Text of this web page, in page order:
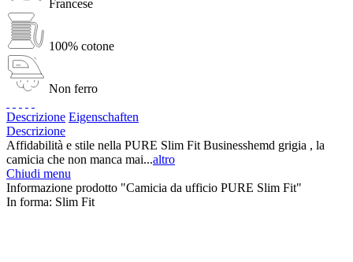
Francese
100% cotone
Non ferro
Descrizione Eigenschaften
Descrizione
Affidabilità e stile nella PURE Slim Fit Businesshemd grigia , la
camicia che non manca mai...altro
Chiudi menu
Informazione prodotto "Camicia da ufficio PURE Slim Fit"
In forma: Slim Fit